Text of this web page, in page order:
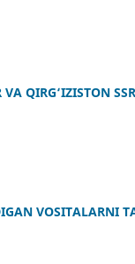
QIRG‘IZISTON
VOSITALARNI